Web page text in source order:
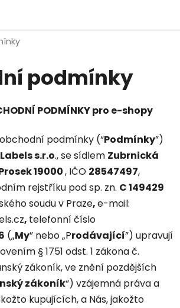
podmínky
PODMÍNKY pro e-shopy
podmínky (“Podmínky”)
s.r.o., se sídlem Zubrnická
19000, IČO 28547497,
rejstříku pod sp. zn. C 149429
soudu v Praze,e-mail:
, telefonní číslo
(„My” nebo „Prodávající”) upravují
§ 1751 odst. 1 zákona č.
zákoník, ve znění pozdějších
zákoník“) vzájemná práva a
kupujících, a Nás, jakožto